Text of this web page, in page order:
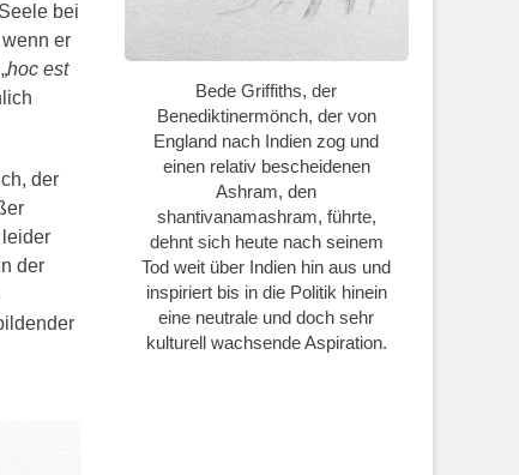
bei
er
hoc est
der
der
Bede Griffiths, der
Benediktinermönch, der von
England nach Indien zog und
einen relativ bescheidenen
Ashram, den
shantivanamashram, führte,
dehnt sich heute nach seinem
Tod weit über Indien hin aus und
inspiriert bis in die Politik hinein
eine neutrale und doch sehr
kulturell wachsende Aspiration.